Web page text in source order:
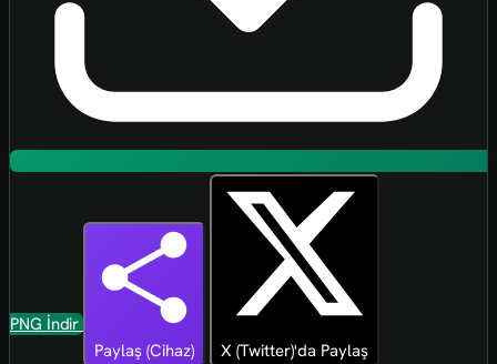
PNG İndir
Paylaş (Cihaz)
X (Twitter)'da Paylaş